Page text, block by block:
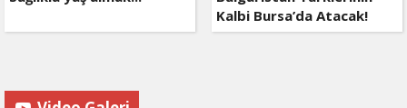
Kalbi Bursa’da Atacak!